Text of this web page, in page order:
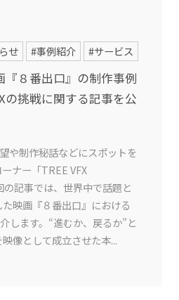
せ #事例紹介 #サービス
『８番出口』の制作事例
の挑戦に関する記事を公
や制作秘話などにスポットを
ナー「TREE VFX
記事では、世界中で話題と
映画『８番出口』における
します。“進むか、戻るか”と
像として成立させた本...